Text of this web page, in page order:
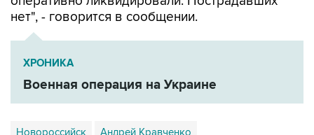
ХРОНИКА
Военная операция на Украине
Новороссийск Андрей Кравченко